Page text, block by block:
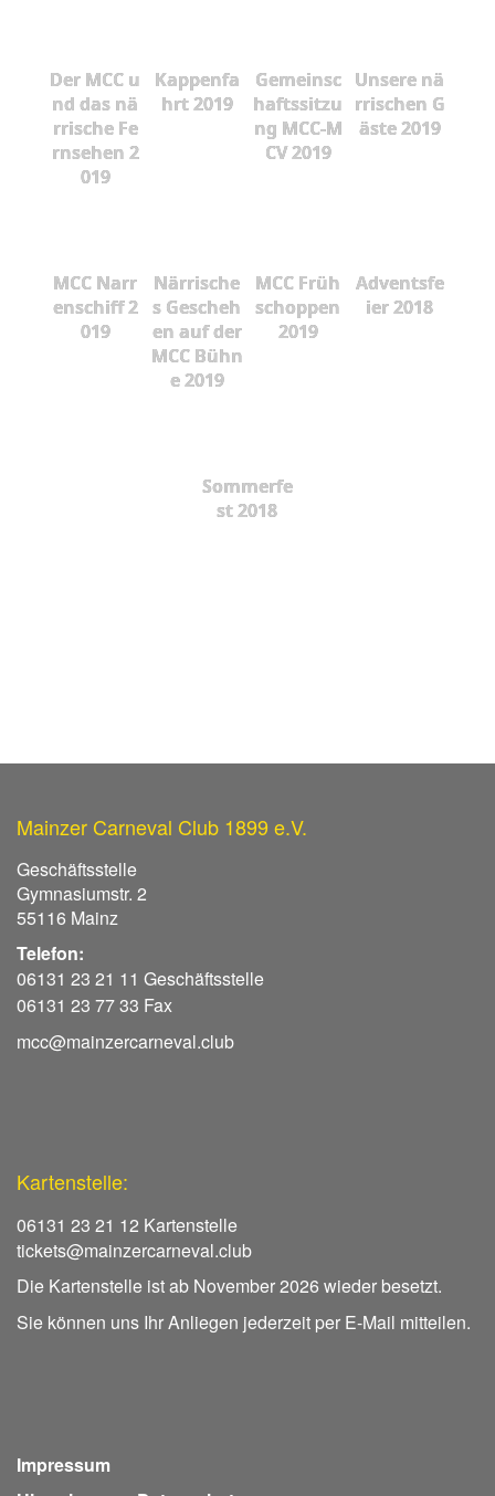
Der MCC u
nd das nä
rrische Fe
rnsehen 2
019
Kappenfa
hrt 2019
Gemeinsc
haftssitzu
ng MCC-M
CV 2019
Unsere nä
rrischen G
äste 2019
MCC Narr
enschiff 2
019
Närrische
s Gescheh
en auf der
MCC Bühn
e 2019
MCC Früh
schoppen
2019
Adventsfe
ier 2018
Sommerfe
st 2018
Mainzer Carneval Club 1899 e.V.
Geschäftsstelle
Gymnasiumstr. 2
55116 Mainz
Telefon:
06131 23 21 11 Geschäftsstelle
06131 23 77 33 Fax
mcc@mainzercarneval.club
Kartenstelle:
06131 23 21 12 Kartenstelle
tickets@mainzercarneval.club
Die Kartenstelle ist ab November 2026 wieder besetzt.
Sie können uns Ihr Anliegen jederzeit per E-Mail mitteilen.
Impressum